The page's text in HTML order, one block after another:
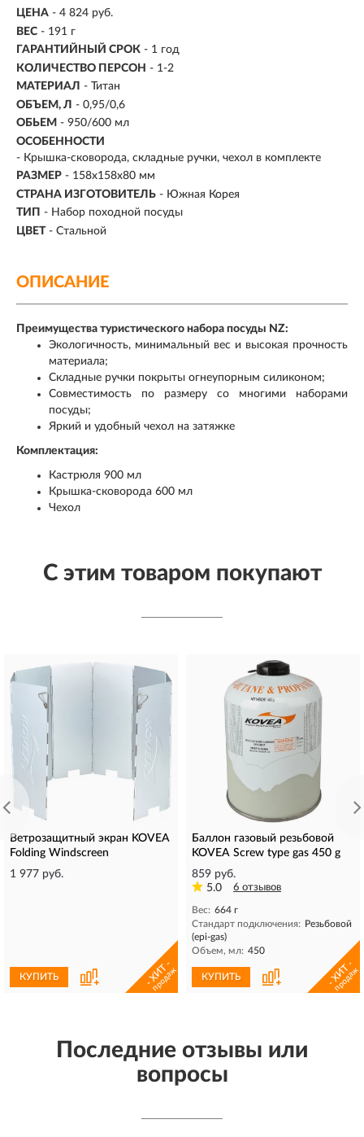
ЦЕНА - 4 824 руб.
ВЕС - 191 г
ГАРАНТИЙНЫЙ СРОК - 1 год
КОЛИЧЕСТВО ПЕРСОН - 1-2
МАТЕРИАЛ - Титан
ОБЪЕМ, Л - 0,95/0,6
ОБЬЕМ - 950/600 мл
ОСОБЕННОСТИ
- Крышка-сковорода, складные ручки, чехол в комплекте
РАЗМЕР - 158х158х80 мм
СТРАНА ИЗГОТОВИТЕЛЬ - Южная Корея
ТИП - Набор походной посуды
ЦВЕТ - Стальной
ОПИСАНИЕ
Преимущества туристического набора посуды NZ:
Экологичность, минимальный вес и высокая прочность
материала;
Складные ручки покрыты огнеупорным силиконом;
Совместимость по размеру со многими наборами
посуды;
Яркий и удобный чехол на затяжке
Комплектация:
Кастрюля 900 мл
Крышка-сковорода 600 мл
Чехол
С этим товаром покупают
Ветрозащитный экран KOVEA
Folding Windscreen
1 977 руб.
КУПИТЬ - ХИТ -
продаж
Баллон газовый резьбовой
KOVEA Screw type gas 450 g
859 руб.
5.0
6 отзывов
Вес: 664 г
Стандарт подключения: Резьбовой
(epi-gas)
Объем, мл: 450
КУПИТЬ - ХИТ -
продаж
Последние отзывы или
вопросы